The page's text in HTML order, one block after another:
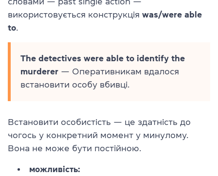
використовується конструкція was/were able
to.
The detectives were able to identify the
murderer — Оперативникам вдалося
встановити особу вбивці.
Встановити особистість — це здатність до
чогось у конкретний момент у минулому.
Вона не може бути постійною.
можливість: